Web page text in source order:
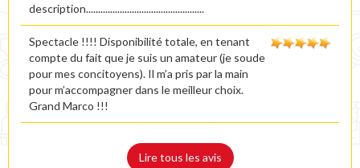
description.................................................
Spectacle !!!! Disponibilité totale, en tenant
compte du fait que je suis un amateur (je soude
pour mes concitoyens). Il m’a pris par la main
pour m’accompagner dans le meilleur choix.
Grand Marco !!!
Lire tous les avis